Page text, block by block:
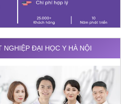
NGHIỆP ĐẠI HỌC Y HÀ NỘI